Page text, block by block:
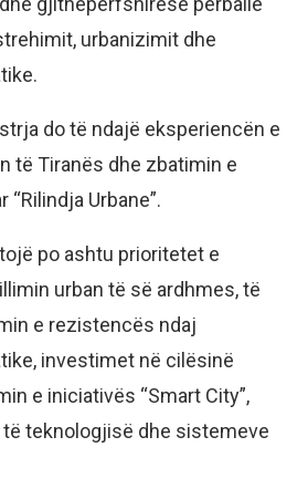
urbanizimit dhe
do të ndajë eksperiencën e
të Tiranës dhe zbatimin e
Urbane”.
po ashtu prioritetet e
urban të së ardhmes, të
e rezistencës ndaj
investimet në cilësinë
e iniciativës “Smart City”,
teknologjisë dhe sistemeve